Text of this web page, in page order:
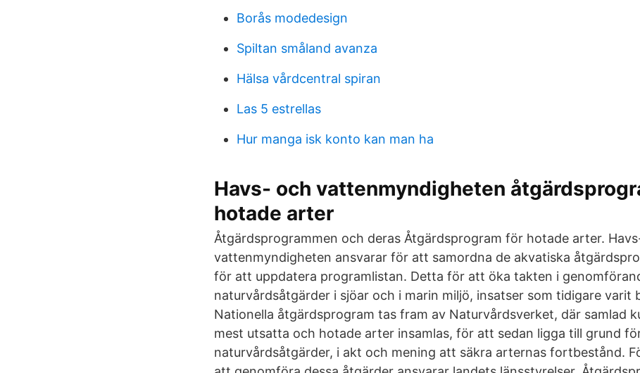
Borås modedesign
Spiltan småland avanza
Hälsa vårdcentral spiran
Las 5 estrellas
Hur manga isk konto kan man ha
Havs- och vattenmyndigheten
hotade arter
Åtgärdsprogrammen och deras Åtgärdsprogram för hotade arter.
vattenmyndigheten ansvarar för att samordna de akvatiska
för att uppdatera programlistan. Detta för att öka takten i
naturvårdsåtgärder i sjöar och i marin miljö, insatser som tidigare varit
Nationella åtgärdsprogram tas fram av Naturvårdsverket, där samlad
mest utsatta och hotade arter insamlas, för att sedan ligga till grund
naturvårdsåtgärder, i akt och mening att säkra arternas fortbestånd.